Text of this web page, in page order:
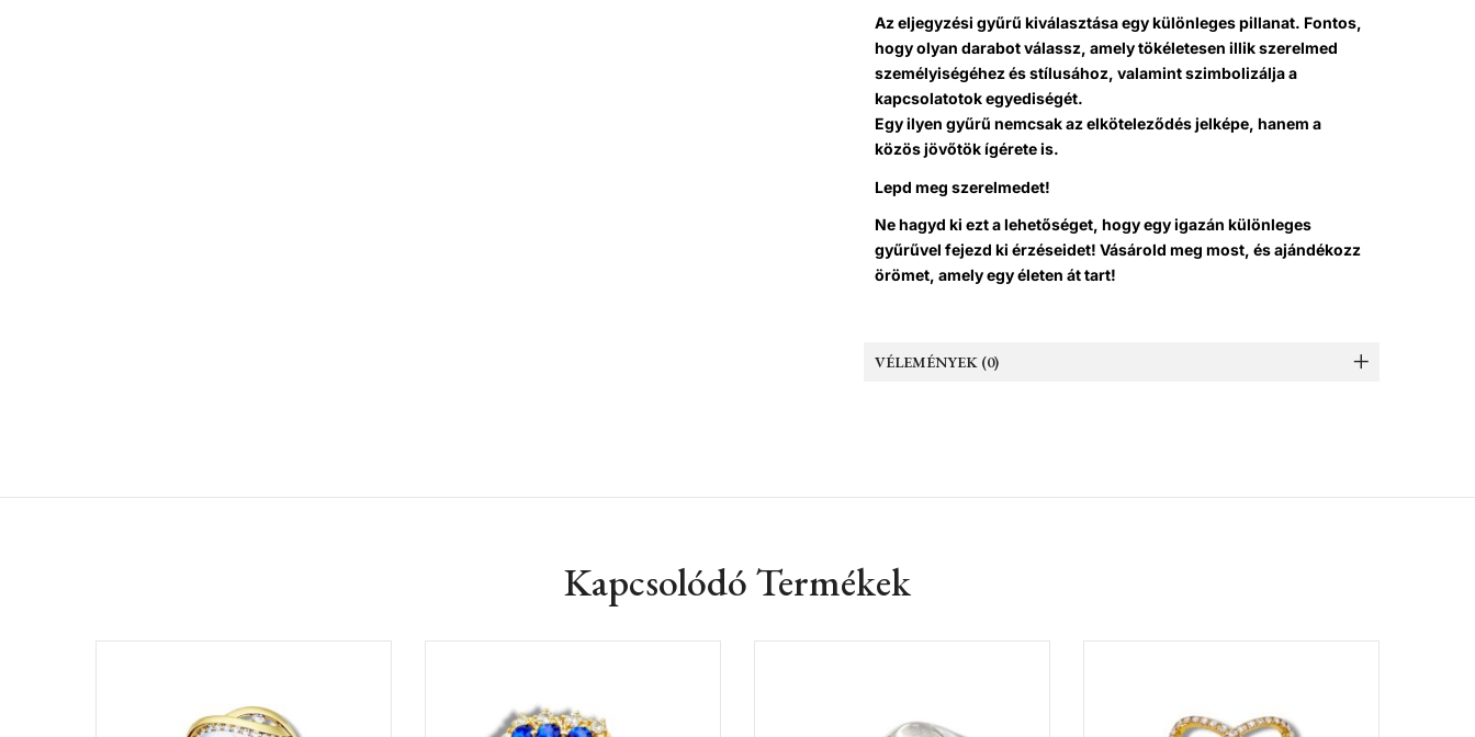
Az eljegyzési gyűrű kiválasztása egy különleges pillanat. Fontos,
hogy olyan darabot válassz, amely tökéletesen illik szerelmed
személyiségéhez és stílusához, valamint szimbolizálja a
kapcsolatotok egyediségét.
Egy ilyen gyűrű nemcsak az elköteleződés jelképe, hanem a
közös jövőtök ígérete is.
Lepd meg szerelmedet!
Ne hagyd ki ezt a lehetőséget, hogy egy igazán különleges
gyűrűvel fejezd ki érzéseidet! Vásárold meg most, és ajándékozz
örömet, amely egy életen át tart!
VÉLEMÉNYEK (0)
Kapcsolódó Termékek